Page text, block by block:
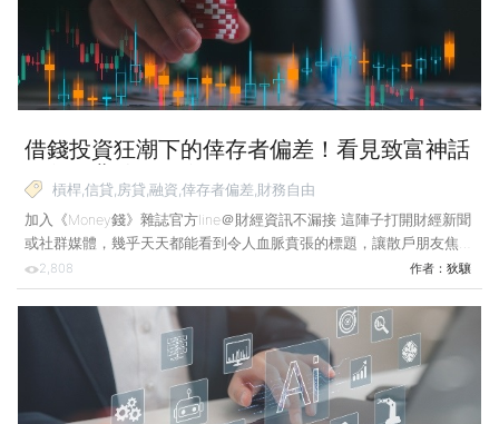
「肌肉記憶」般的紀律建立交易系統，專精於台股短線、波段操作與量
化交易。
借錢投資狂潮下的倖存者偏差！看見致富神話
別忽略背後的致命風險
槓桿,信貸,房貸,融資,倖存者偏差,財務自由
加入《Money錢》雜誌官方line＠財經資訊不漏接 這陣子打開財經新聞
或社群媒體，幾乎天天都能看到令人血脈賁張的標題，讓散戶朋友焦慮
到睡不著：某位少年股神靠著信貸加槓桿，半年內資產翻了5倍；某上
班族利用房貸增貸，投入更多資金到半導體權值股，提前20年達成財
務自由。 這些故事被渲染得像是只要敢借、敢衝，財富大門就會為你
敞開。在「借錢賺大錢」的集體狂熱下，散戶的焦慮被推向頂峰，彷彿
不跟上投資市場就是與時代脫節。 然而，這些被大肆報導的成功案
例，本質上是一種極端殘酷的「倖存者偏差」。媒體與大眾總是傾向關
注從懸崖邊跳下卻意外飛上天的人，卻從不報導那些摔得粉身
2,808 作者： 狄驤